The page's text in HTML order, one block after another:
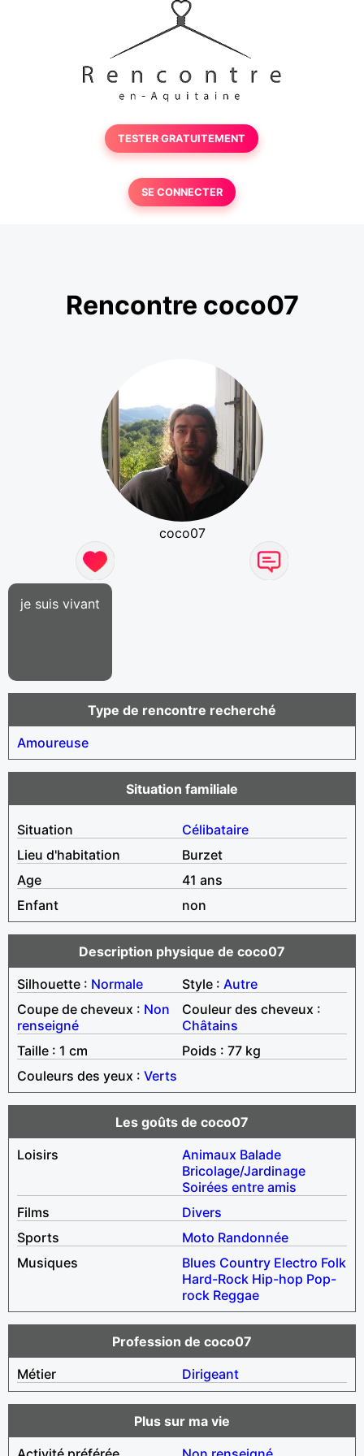
TESTER GRATUITEMENT
SE CONNECTER
Rencontre coco07
coco07
je suis vivant
Type de rencontre recherché
Amoureuse
Situation familiale
Situation
Célibataire
Lieu d'habitation
Burzet
Age
41 ans
Enfant
non
Description physique de coco07
Silhouette : Normale Style : Autre
Coupe de cheveux : Non
renseigné
Couleur des cheveux :
Châtains
Taille : 1 cm
Poids : 77 kg
Couleurs des yeux : Verts
Les goûts de coco07
Loisirs
Animaux Balade
Bricolage/Jardinage
Soirées entre amis
Films
Divers
Sports
Moto Randonnée
Musiques
Blues Country Electro Folk
Hard-Rock Hip-hop Pop-
rock Reggae
Profession de coco07
Métier
Dirigeant
Plus sur ma vie